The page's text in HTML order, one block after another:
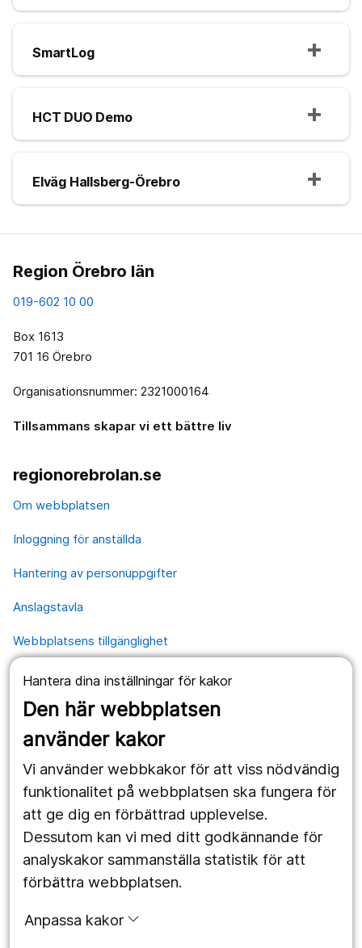
Hantera dina inställningar för kakor
Den här webbplatsen
använder kakor
Vi använder webbkakor för att viss nödvändig
funktionalitet på webbplatsen ska fungera för
att ge dig en förbättrad upplevelse.
Dessutom kan vi med ditt godkännande för
analyskakor sammanställa statistik för att
förbättra webbplatsen.
Anpassa kakor
SmartLog
HCT DUO Demo
Elväg Hallsberg-Örebro
Region Örebro län
019-602 10 00
Box 1613
701 16 Örebro
Organisationsnummer: 2321000164
Tillsammans skapar vi ett bättre liv
regionorebrolan.se
Om webbplatsen
Inloggning för anställda
Hantering av personuppgifter
Anslagstavla
Webbplatsens tillgänglighet
Våra webbplatser
1177.se
Vårdgivare
Följ oss
Facebook